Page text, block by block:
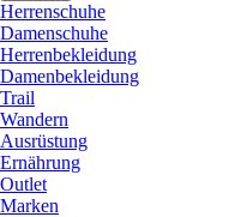
Herrenschuhe
Damenschuhe
Herrenbekleidung
Damenbekleidung
Trail
Wandern
Ausrüstung
Ernährung
Outlet
Marken